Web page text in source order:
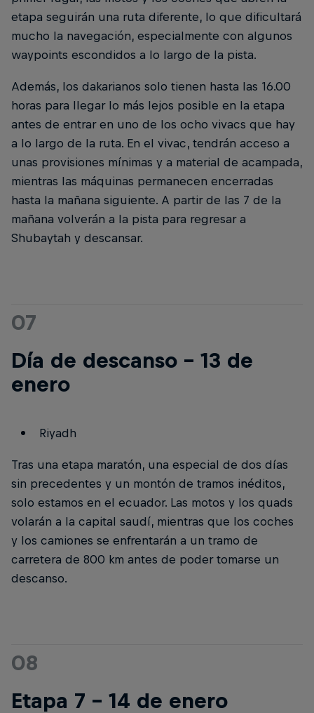
etapa seguirán una ruta diferente, lo que dificultará
mucho la navegación, especialmente con algunos
waypoints escondidos a lo largo de la pista.
Además, los dakarianos solo tienen hasta las 16.00
horas para llegar lo más lejos posible en la etapa
antes de entrar en uno de los ocho vivacs que hay
a lo largo de la ruta. En el vivac, tendrán acceso a
unas provisiones mínimas y a material de acampada,
mientras las máquinas permanecen encerradas
hasta la mañana siguiente. A partir de las 7 de la
mañana volverán a la pista para regresar a
Shubaytah y descansar.
07
Día de descanso - 13 de
enero
Riyadh
Tras una etapa maratón, una especial de dos días
sin precedentes y un montón de tramos inéditos,
solo estamos en el ecuador. Las motos y los quads
volarán a la capital saudí, mientras que los coches
y los camiones se enfrentarán a un tramo de
carretera de 800 km antes de poder tomarse un
descanso.
08
Etapa 7 - 14 de enero